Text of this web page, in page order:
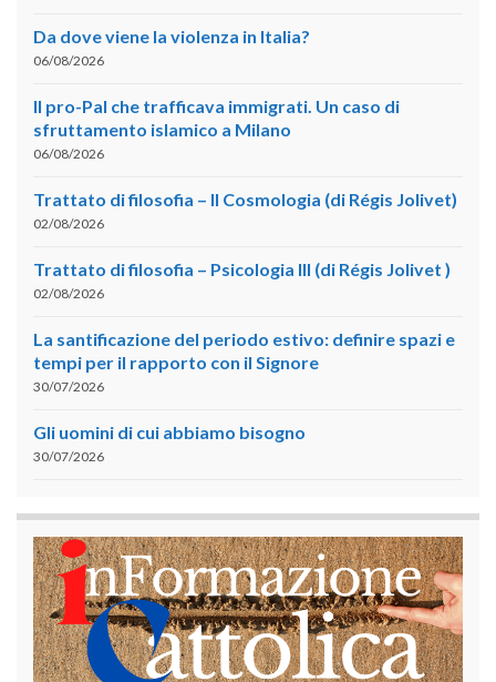
Da dove viene la violenza in Italia?
06/08/2026
Il pro-Pal che trafficava immigrati. Un caso di
sfruttamento islamico a Milano
06/08/2026
Trattato di filosofia – II Cosmologia (di Régis Jolivet)
02/08/2026
Trattato di filosofia – Psicologia III (di Régis Jolivet )
02/08/2026
La santificazione del periodo estivo: definire spazi e
tempi per il rapporto con il Signore
30/07/2026
Gli uomini di cui abbiamo bisogno
30/07/2026